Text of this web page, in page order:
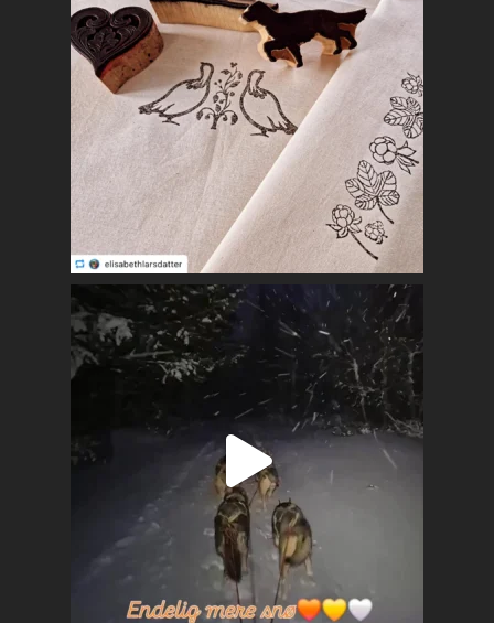
Kalender
Lag og foreninger
Praktisk info
Kontakt
Mest populært siste